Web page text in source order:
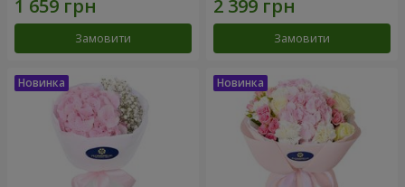
Замовити Замовити